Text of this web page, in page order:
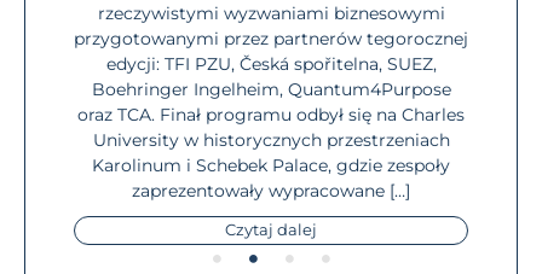
rzeczywistymi wyzwaniami biznesowymi
przygotowanymi przez partnerów tegorocznej
edycji: TFI PZU, Česká spořitelna, SUEZ,
Boehringer Ingelheim, Quantum4Purpose
oraz TCA. Finał programu odbył się na Charles
University w historycznych przestrzeniach
Karolinum i Schebek Palace, gdzie zespoły
zaprezentowały wypracowane […]
Czytaj dalej